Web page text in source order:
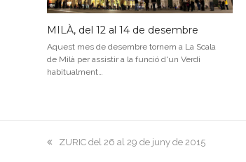
MILÀ, del 12 al 14 de desembre
Aquest mes de desembre tornem a La Scala
de Milà per assistir a la funció d'un Verdi
habitualment…
previous
ZURIC del 26 al 29 de juny de 2015